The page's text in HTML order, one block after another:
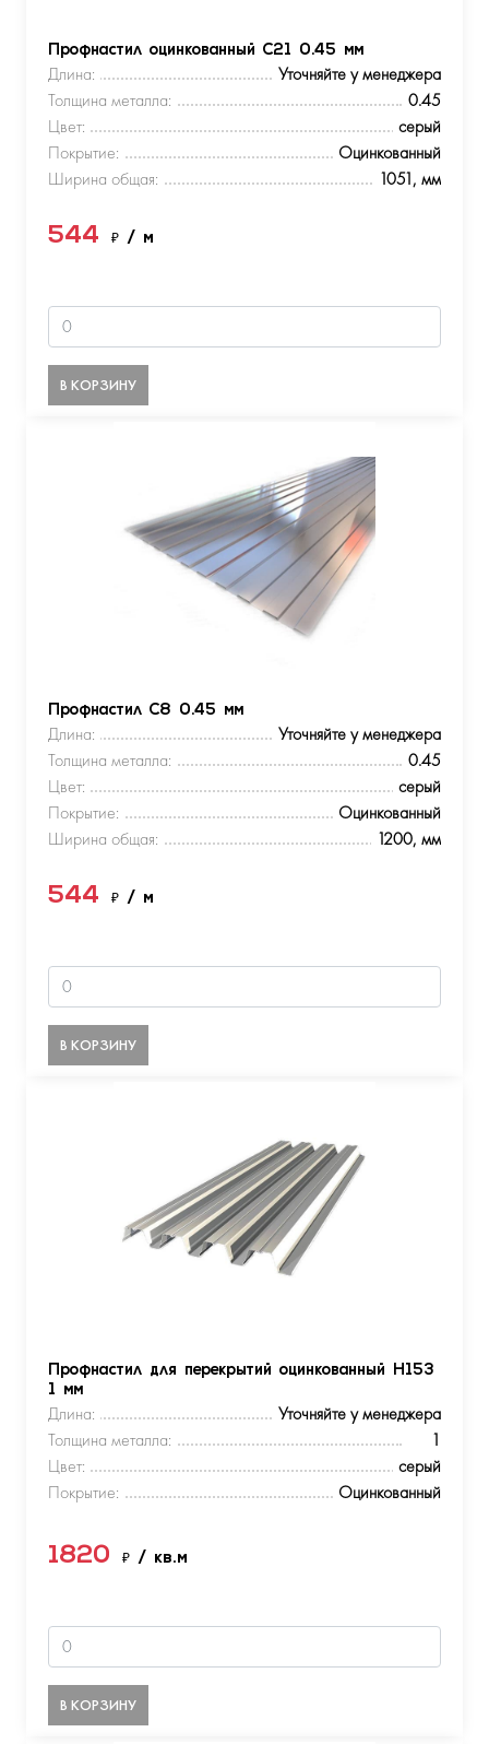
Профнастил оцинкованный С21 0.45 мм
Длина:
Уточняйте у менеджера
Толщина металла:
0.45
Цвет:
серый
Покрытие:
Оцинкованный
Ширина общая:
1051, мм
544 ₽ / м
В КОРЗИНУ
Профнастил С8 0.45 мм
Длина:
Уточняйте у менеджера
Толщина металла:
0.45
Цвет:
серый
Покрытие:
Оцинкованный
Ширина общая:
1200, мм
544 ₽ / м
В КОРЗИНУ
Профнастил для перекрытий оцинкованный Н153
1 мм
Длина:
Уточняйте у менеджера
Толщина металла:
1
Цвет:
серый
Покрытие:
Оцинкованный
1820 ₽ / кв.м
В КОРЗИНУ